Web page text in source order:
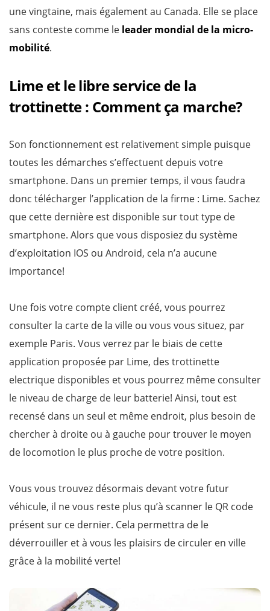
une vingtaine, mais également au Canada. Elle se place
sans conteste comme le leader mondial de la micro-
mobilité.
Lime et le libre service de la
trottinette : Comment ça marche?
Son fonctionnement est relativement simple puisque
toutes les démarches s’effectuent depuis votre
smartphone. Dans un premier temps, il vous faudra
donc télécharger l’application de la firme : Lime. Sachez
que cette dernière est disponible sur tout type de
smartphone. Alors que vous disposiez du système
d’exploitation IOS ou Android, cela n’a aucune
importance!
Une fois votre compte client créé, vous pourrez
consulter la carte de la ville ou vous vous situez, par
exemple Paris. Vous verrez par le biais de cette
application proposée par Lime, des trottinette
electrique disponibles et vous pourrez même consulter
le niveau de charge de leur batterie! Ainsi, tout est
recensé dans un seul et même endroit, plus besoin de
chercher à droite ou à gauche pour trouver le moyen
de locomotion le plus proche de votre position.
Vous vous trouvez désormais devant votre futur
véhicule, il ne vous reste plus qu’à scanner le QR code
présent sur ce dernier. Cela permettra de le
déverrouiller et à vous les plaisirs de circuler en ville
grâce à la mobilité verte!